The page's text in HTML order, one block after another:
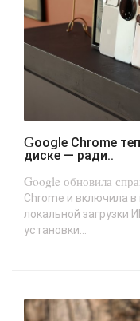
Google Chrome теперь потребует до 20 Гбайт на
диске — ради..
Google обновила
Chrome и включила
локальной загрузки
установки...